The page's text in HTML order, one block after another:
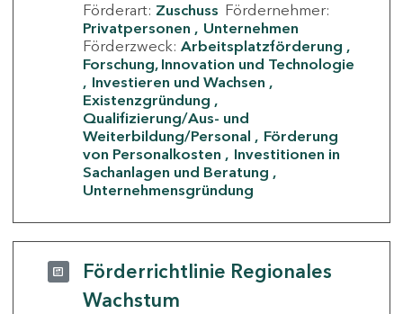
Förderart: Zuschuss Fördernehmer:
Privatpersonen
Unternehmen
Förderzweck: Arbeitsplatzförderung
Forschung, Innovation und Technologie
Investieren und Wachsen
Existenzgründung
Qualifizierung/Aus- und
Weiterbildung/Personal
Förderung
von Personalkosten
Investitionen in
Sachanlagen und Beratung
Unternehmensgründung
Förderrichtlinie Regionales
Wachstum